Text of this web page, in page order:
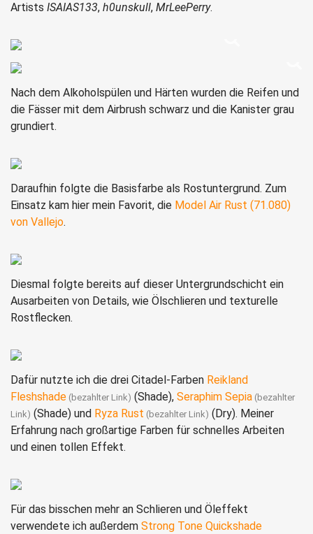
Artists ISAIAS133, h0unskull, MrLeePerry.
Nach dem Alkoholspülen und Härten wurden die Reifen und
die Fässer mit dem Airbrush schwarz und die Kanister grau
grundiert.
Daraufhin folgte die Basisfarbe als Rostuntergrund. Zum
Einsatz kam hier mein Favorit, die Model Air Rust (71.080)
von Vallejo.
Diesmal folgte bereits auf dieser Untergrundschicht ein
Ausarbeiten von Details, wie Ölschlieren und texturelle
Rostflecken.
Dafür nutzte ich die drei Citadel-Farben Reikland
Fleshshade
(Shade), Seraphim Sepia
(Shade) und Ryza Rust
(Dry). Meiner
Erfahrung nach großartige Farben für schnelles Arbeiten
und einen tollen Effekt.
Für das bisschen mehr an Schlieren und Öleffekt
verwendete ich außerdem Strong Tone Quickshade